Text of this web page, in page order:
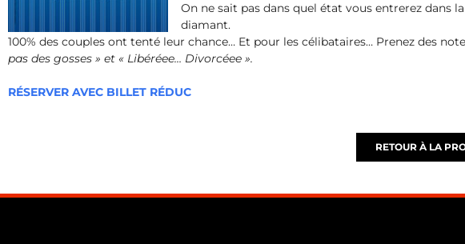
On ne sait pas dans quel état vous entrerez dans
diamant.
100% des couples ont tenté leur chance… Et pour les célibataires… Prenez des
pas des gosses » et « Libéréee… Divorcéee ».
RÉSERVER AVEC BILLET RÉDUC
RETOUR À LA